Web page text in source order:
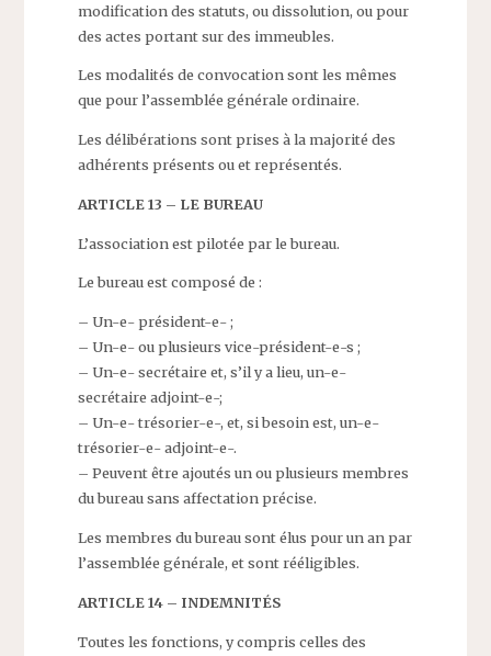
modification des statuts, ou dissolution, ou pour
des actes portant sur des immeubles.
Les modalités de convocation sont les mêmes
que pour l’assemblée générale ordinaire.
Les délibérations sont prises à la majorité des
adhérents présents ou et représentés.
ARTICLE 13 – LE BUREAU
L’association est pilotée par le bureau.
Le bureau est composé de :
– Un-e- président-e- ;
– Un-e- ou plusieurs vice-président-e-s ;
– Un-e- secrétaire et, s’il y a lieu, un-e-
secrétaire adjoint-e-;
– Un-e- trésorier-e-, et, si besoin est, un-e-
trésorier-e- adjoint-e-.
– Peuvent être ajoutés un ou plusieurs membres
du bureau sans affectation précise.
Les membres du bureau sont élus pour un an par
l’assemblée générale, et sont rééligibles.
ARTICLE 14 – INDEMNITÉS
Toutes les fonctions, y compris celles des